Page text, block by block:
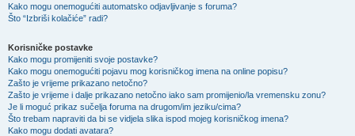
Kako mogu onemogućiti automatsko odjavljivanje s foruma?
Što “Izbriši kolačiće” radi?
Korisničke postavke
Kako mogu promijeniti svoje postavke?
Kako mogu onemogućiti pojavu mog korisničkog imena na online popisu?
Zašto je vrijeme prikazano netočno?
Zašto je vrijeme i dalje prikazano netočno iako sam promijenio/la vremensku zonu?
Je li moguć prikaz sučelja foruma na drugom/im jeziku/cima?
Što trebam napraviti da bi se vidjela slika ispod mojeg korisničkog imena?
Kako mogu dodati avatara?